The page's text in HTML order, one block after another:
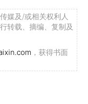
媒及/或相关权利人
转载、摘编、复制及
，获得书面